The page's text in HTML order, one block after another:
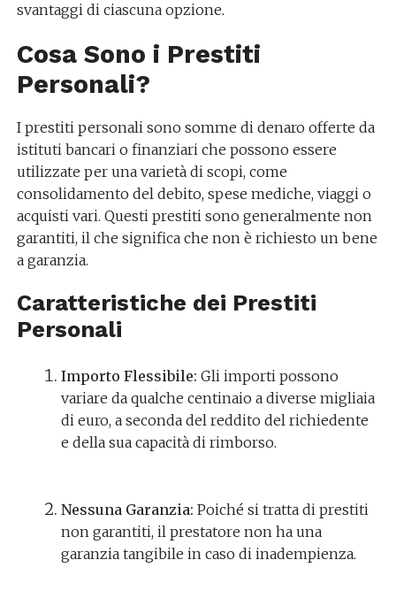
svantaggi di ciascuna opzione.
Cosa Sono i Prestiti
Personali?
I prestiti personali sono somme di denaro offerte da
istituti bancari o finanziari che possono essere
utilizzate per una varietà di scopi, come
consolidamento del debito, spese mediche, viaggi o
acquisti vari. Questi prestiti sono generalmente non
garantiti, il che significa che non è richiesto un bene
a garanzia.
Caratteristiche dei Prestiti
Personali
Importo Flessibile: Gli importi possono
variare da qualche centinaio a diverse migliaia
di euro, a seconda del reddito del richiedente
e della sua capacità di rimborso.
Nessuna Garanzia: Poiché si tratta di prestiti
non garantiti, il prestatore non ha una
garanzia tangibile in caso di inadempienza.